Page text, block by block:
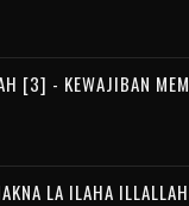
[3] - KEWAJIBAN
LA ILAHA